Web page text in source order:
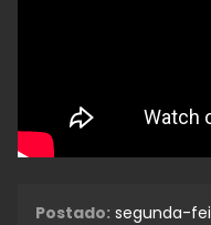
Postado: segunda-